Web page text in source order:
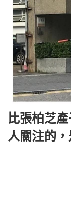
比張柏芝
人關注的